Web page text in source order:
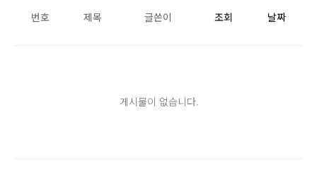
번호 제목 글쓴이 조회 날짜
게시물이 없습니다.